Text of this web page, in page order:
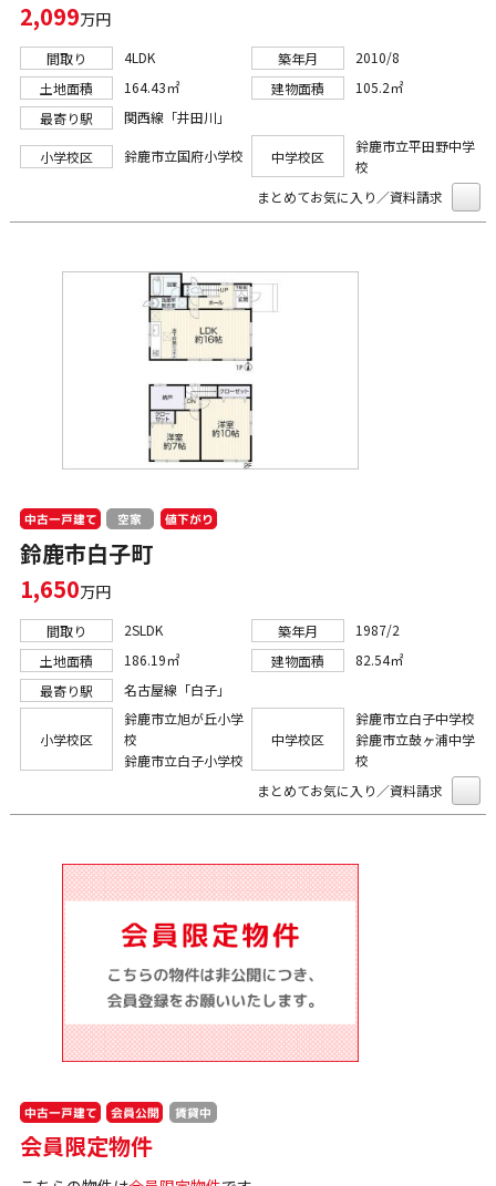
2,099万円
間取り 4LDK 築年月
2010/8
土地面積
164.43㎡ 建物面積
105.2㎡
最寄り駅
関西線「井田川」
小学校区 鈴鹿市立国府小学校 中学校区
鈴鹿市立平田野中学
校
まとめてお気に入り／資料請求
中古一戸建て 空家 値下がり
鈴鹿市白子町
1,650万円
間取り 2SLDK 築年月
1987/2
土地面積
186.19㎡ 建物面積
82.54㎡
最寄り駅
名古屋線「白子」
小学校区
鈴鹿市立旭が丘小学
校
鈴鹿市立白子小学校
中学校区
鈴鹿市立白子中学校
鈴鹿市立鼓ヶ浦中学
校
まとめてお気に入り／資料請求
中古一戸建て 会員公開 賃貸中
会員限定物件